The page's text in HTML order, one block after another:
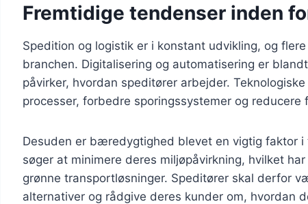
Fremtidige tendenser inden
Spedition og logistik er i konstant udvikling, og
branchen. Digitalisering og automatisering er
påvirker, hvordan speditører arbejder.
processer, forbedre sporingssystemer og reducere
Desuden er bæredygtighed blevet en vigtig faktor
søger at minimere deres miljøpåvirkning, hvilket
grønne transportløsninger. Speditører skal derfor
alternativer og rådgive deres kunder om, hvordan